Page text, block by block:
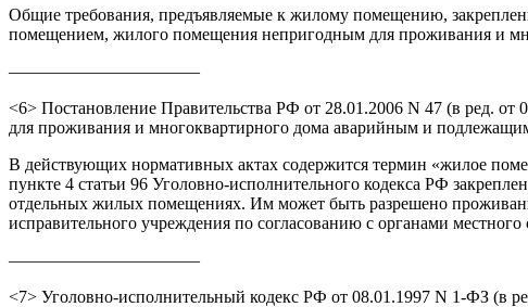
Общие требования, предъявляемые к жилому помещению,
помещением, жилого помещения непригодным для проживания и
———————————
<6> Постановление Правительства РФ от 28.01.2006 N 47 (в ред.
для проживания и многоквартирного дома аварийным и
В действующих нормативных актах содержится термин «жилое
пункте 4 статьи 96 Уголовно-исполнительного кодекса РФ
отдельных жилых помещениях. Им может быть разрешено
исправительного учреждения по согласованию с органами
———————————
<7> Уголовно-исполнительный кодекс РФ от 08.01.1997 N 1-ФЗ (в